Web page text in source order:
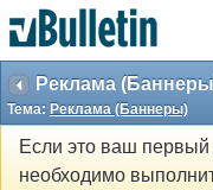
Реклама
Тема: Реклама (Баннеры)
Если это ваш первый
необходимо